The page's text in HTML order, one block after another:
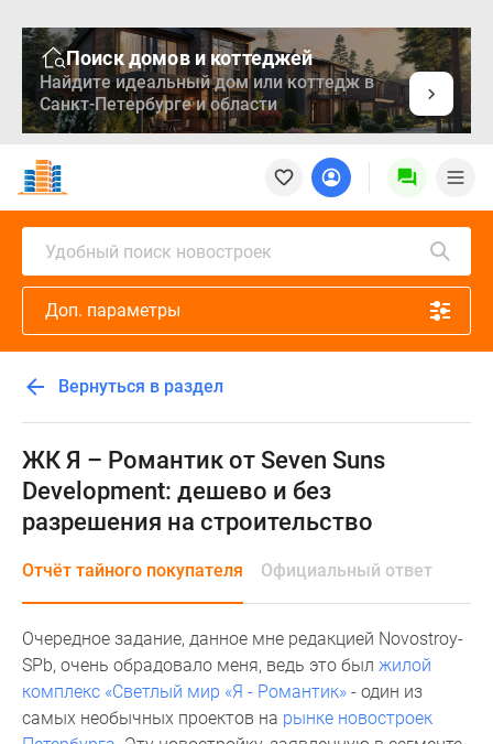
Поиск домов и коттеджей
Найдите идеальный дом или коттедж в
Санкт-Петербурге и области
Новостройки
Квартиры
Ипотека
Медиа
проекте
Контакты
Реклама
сайте
Дзен
Продавцы
застройщики
помещения
Квартиры
карте
Эксперты
авторы
Удобный поиск новостроек
Доп. параметры
Вернуться в раздел
ЖК Я – Романтик от Seven Suns
Development: дешево и без
разрешения на строительство
Отчёт тайного покупателя Официальный ответ
Очередное задание, данное мне редакцией Novostroy-
SPb, очень обрадовало меня, ведь это был жилой
комплекс «Светлый мир «Я - Романтик» - один из
самых необычных проектов на рынке новостроек